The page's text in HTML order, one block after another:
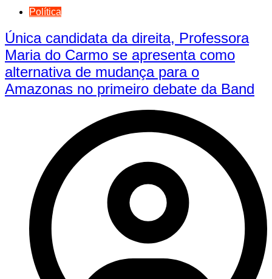
Política
Única candidata da direita, Professora
Maria do Carmo se apresenta como
alternativa de mudança para o
Amazonas no primeiro debate da Band